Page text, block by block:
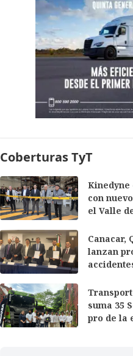
Coberturas TyT
Kinedyne
con
el Valle
Canacar,
lanzan
suma 35
pro de la